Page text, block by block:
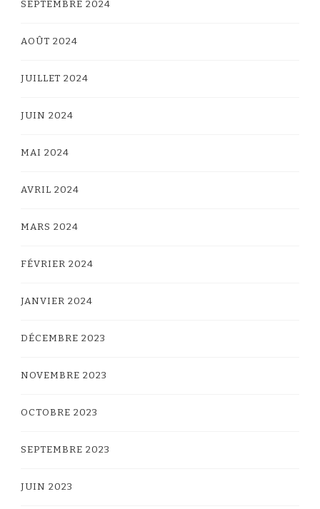
SEPTEMBRE 2024
AOÛT 2024
JUILLET 2024
JUIN 2024
MAI 2024
AVRIL 2024
MARS 2024
FÉVRIER 2024
JANVIER 2024
DÉCEMBRE 2023
NOVEMBRE 2023
OCTOBRE 2023
SEPTEMBRE 2023
JUIN 2023